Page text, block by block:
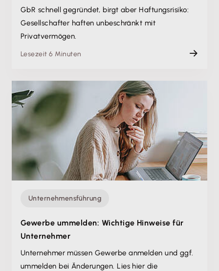
GbR schnell gegründet, birgt aber Haftungsrisiko:
Gesellschafter haften unbeschränkt mit
Privatvermögen.
Lesezeit 6 Minuten
Unternehmensführung
Gewerbe ummelden: Wichtige Hinweise für
Unternehmer
Unternehmer müssen Gewerbe anmelden und ggf.
ummelden bei Änderungen. Lies hier die